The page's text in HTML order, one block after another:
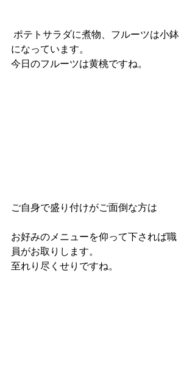
になっています。
今日のフルーツは黄桃ですね。
ご自身で盛り付けがご面倒な方は
お好みのメニューを仰って下されば職
員がお取りします。
至れり尽くせりですね。